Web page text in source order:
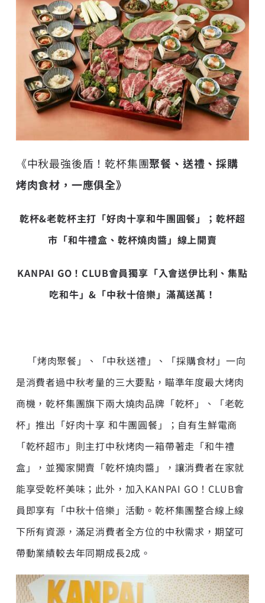
《中秋最強後盾！乾杯集團聚餐、送禮、採購
烤肉食材，一應俱全》
乾杯&老乾杯主打「好肉十享和牛團圓餐」；乾杯超
市「和牛禮盒、乾杯燒肉醬」線上開賣
KANPAI GO ！ CLUB會員獨享「入會送伊比利、集點
吃和牛」& 「中秋十倍樂」滿萬送萬！
「烤肉聚餐」、「中秋送禮」、「採購食材」一向
是消費者過中秋考量的三大要點，瞄準年度最大烤肉
商機，乾杯集團旗下兩大燒肉品牌「乾杯」、「老乾
杯」推出「好肉十享 和牛團圓餐」；自有生鮮電商
「乾杯超市」則主打中秋烤肉一箱帶著走「和牛禮
盒」，並獨家開賣「乾杯燒肉醬」，讓消費者在家就
能享受乾杯美味；此外，加入KANPAI GO！CLUB會
員即享有「中秋十倍樂」活動。乾杯集團整合線上線
下所有資源，滿足消費者全方位的中秋需求，期望可
帶動業績較去年同期成長2成。